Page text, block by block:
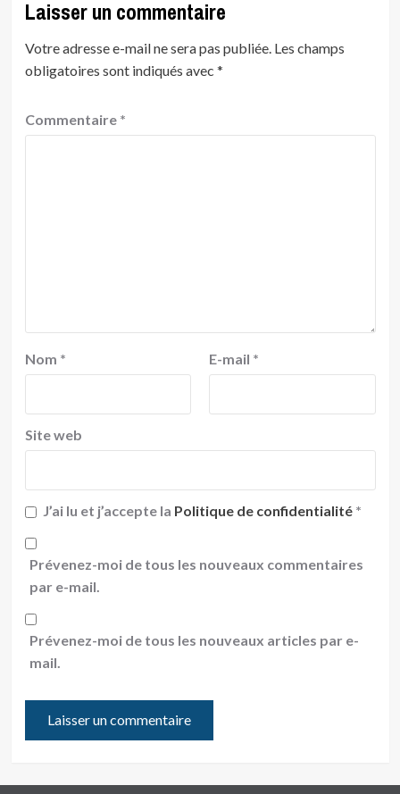
Laisser un commentaire
Votre adresse e-mail ne sera pas publiée. Les champs
obligatoires sont indiqués avec *
Commentaire *
Nom * E-mail *
Site web
J’ai lu et j’accepte la Politique de confidentialité *
Prévenez-moi de tous les nouveaux commentaires
par e-mail.
Prévenez-moi de tous les nouveaux articles par e-
mail.